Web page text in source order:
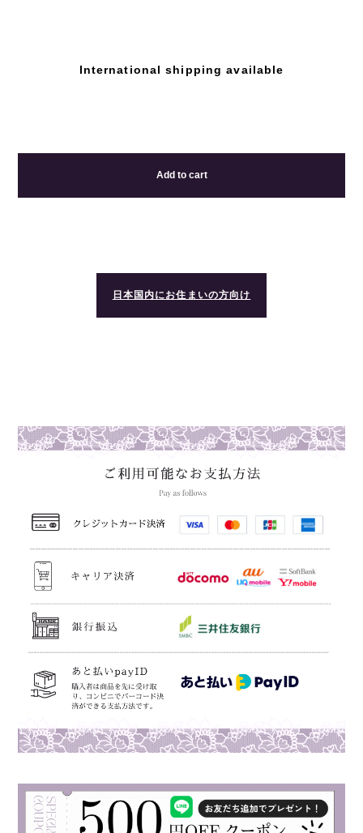
International shipping available
Add to cart
日本国内にお住まいの方向け